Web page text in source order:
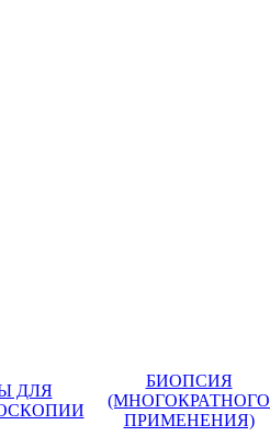
ДЛЯ
БИОПСИЯ
(МНОГОКРАТНОГО
ПРИМЕНЕНИЯ)